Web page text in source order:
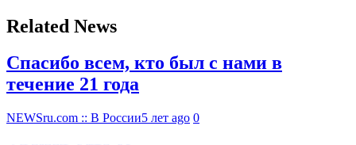
Related News
Спасибо всем, кто был с нами в
течение 21 года
NEWSru.com :: В России5 лет ago 0